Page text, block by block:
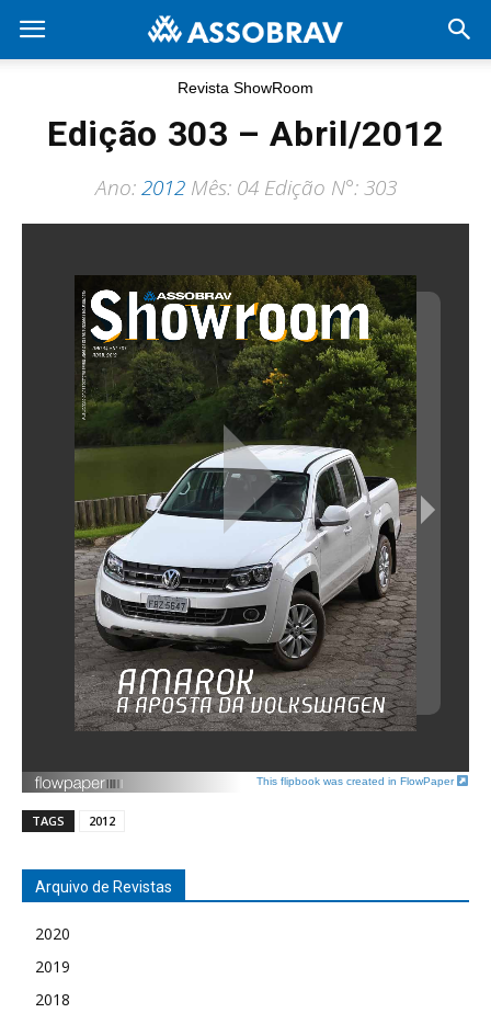
Revista ShowRoom
Edição 303 – Abril/2012
Ano:2012Mês: 04 Edição N°: 303
This flipbook was created in FlowPaper
TAGS 2012
Arquivo de Revistas
2020
2019
2018